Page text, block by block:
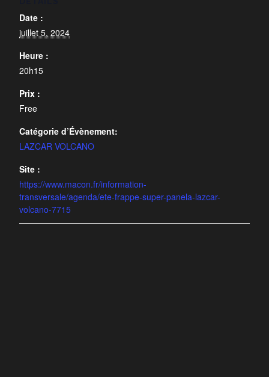
Date :
juillet 5, 2024
Heure :
20h15
Prix :
Free
Catégorie d’Évènement:
LAZCAR VOLCANO
Site :
https://www.macon.fr/information-
transversale/agenda/ete-frappe-super-panela-lazcar-
volcano-7715